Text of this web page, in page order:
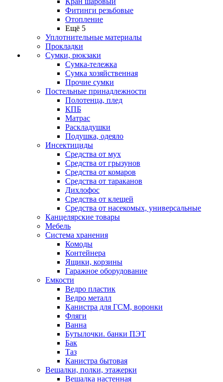
Фитинги резьбовые
Отопление
Ещё 5
Уплотнительные материалы
Прокладки
Сумки, рюкзаки
Сумка-тележка
Сумка хозяйственная
Прочие сумки
Постельные принадлежности
Полотенца, плед
КПБ
Матрас
Раскладушки
Подушка, одеяло
Инсектициды
Средства от мух
Средства от грызунов
Средства от комаров
Средства от тараканов
Дихлофос
Средства от клещей
Средства от насекомых, универсальные
Канцелярские товары
Мебель
Система хранения
Комоды
Контейнера
Ящики, корзины
Гаражное оборудование
Емкости
Ведро пластик
Ведро металл
Канистра для ГСМ, воронки
Фляги
Ванна
Бутылочки. банки ПЭТ
Бак
Таз
Канистра бытовая
Вешалки, полки, этажерки
Вешалка настенная